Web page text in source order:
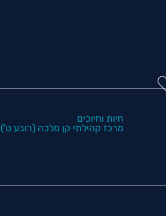
חיות וחיוכים
מרכז קהילתי קן מלכה (רובע ט')